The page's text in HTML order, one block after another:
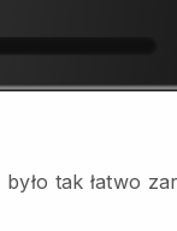
było tak łatwo